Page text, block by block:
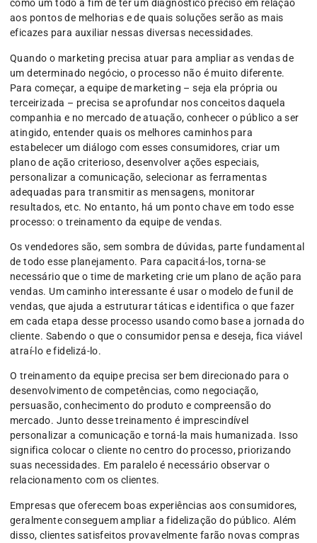
como um todo a fim de ter um diagnóstico preciso em relação
aos pontos de melhorias e de quais soluções serão as mais
eficazes para auxiliar nessas diversas necessidades.
Quando o marketing precisa atuar para ampliar as vendas de
um determinado negócio, o processo não é muito diferente.
Para começar, a equipe de marketing – seja ela própria ou
terceirizada – precisa se aprofundar nos conceitos daquela
companhia e no mercado de atuação, conhecer o público a ser
atingido, entender quais os melhores caminhos para
estabelecer um diálogo com esses consumidores, criar um
plano de ação criterioso, desenvolver ações especiais,
personalizar a comunicação, selecionar as ferramentas
adequadas para transmitir as mensagens, monitorar
resultados, etc. No entanto, há um ponto chave em todo esse
processo: o treinamento da equipe de vendas.
Os vendedores são, sem sombra de dúvidas, parte fundamental
de todo esse planejamento. Para capacitá-los, torna-se
necessário que o time de marketing crie um plano de ação para
vendas. Um caminho interessante é usar o modelo de funil de
vendas, que ajuda a estruturar táticas e identifica o que fazer
em cada etapa desse processo usando como base a jornada do
cliente. Sabendo o que o consumidor pensa e deseja, fica viável
atraí-lo e fidelizá-lo.
O treinamento da equipe precisa ser bem direcionado para o
desenvolvimento de competências, como negociação,
persuasão, conhecimento do produto e compreensão do
mercado. Junto desse treinamento é imprescindível
personalizar a comunicação e torná-la mais humanizada. Isso
significa colocar o cliente no centro do processo, priorizando
suas necessidades. Em paralelo é necessário observar o
relacionamento com os clientes.
Empresas que oferecem boas experiências aos consumidores,
geralmente conseguem ampliar a fidelização do público. Além
disso, clientes satisfeitos provavelmente farão novas compras